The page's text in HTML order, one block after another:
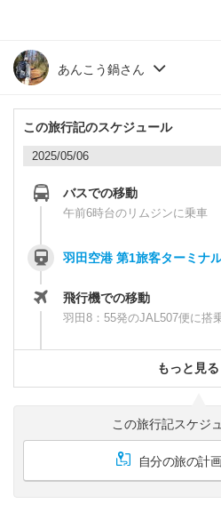
あんこう鍋さん
この旅行記のスケジュール
2025/05/06
バスでの移動
午前6時台のリムジンに乗車
羽田空港 第1旅客ターミナ
飛行機での移動
羽田8：55発のJAL507便に搭
もっと見る
この旅行記スケジ
自分の旅の計